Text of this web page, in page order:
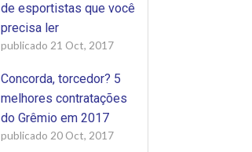
de esportistas que você
precisa ler
publicado 21 Oct, 2017
Concorda, torcedor? 5
melhores contratações
do Grêmio em 2017
publicado 20 Oct, 2017